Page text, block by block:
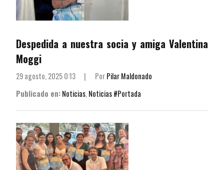
Despedida a nuestra socia y amiga Valentina
Moggi
29 agosto, 2025 0:13 | PorPilar Maldonado
Publicado en:Noticias, Noticias #Portada